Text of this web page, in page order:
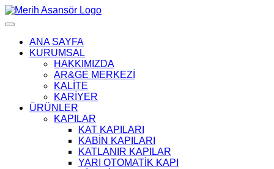
ANA SAYFA
KURUMSAL
HAKKIMIZDA
AR&GE MERKEZİ
KALİTE
KARİYER
ÜRÜNLER
KAPILAR
KAT KAPILARI
KABİN KAPILARI
KATLANIR KAPILAR
YARI OTOMATİK KAPI